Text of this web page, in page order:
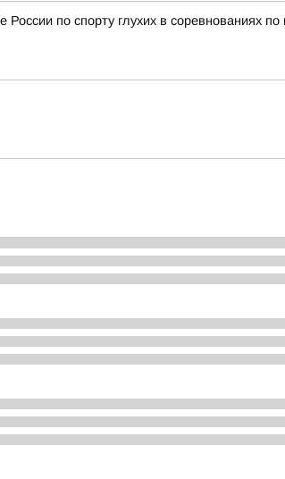
по спорту глухих в соревнованиях по